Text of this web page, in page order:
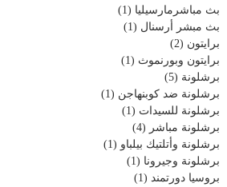
بث مباشرمارسيليا (1)
بث مبشر أرسنال (1)
برايتون (2)
برايتون وبورنموث (1)
برشلونة (5)
برشلونة ضد كوبنهاجن (1)
برشلونة للسيدات (1)
برشلونة مباشر (4)
برشلونة وأتلتيك بيلباو (1)
برشلونة وجيرونا (1)
بروسيا دورتمند (1)